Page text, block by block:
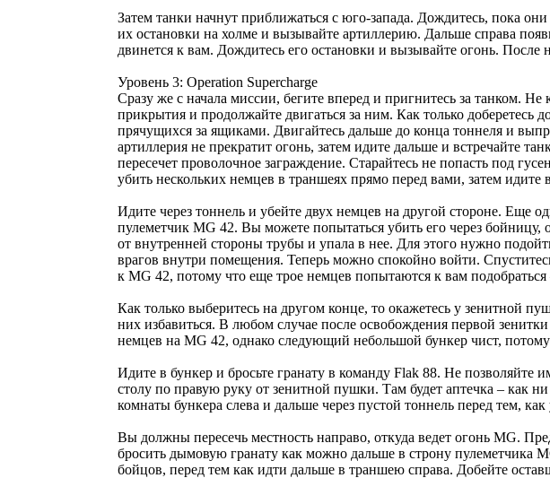
Затем танки начнут приближаться с юго-запада. Дождитесь, пока
их остановки на холме и вызывайте артиллерию. Дальше справа
двинется к вам. Дождитесь его остановки и вызывайте огонь. После
Уровень 3: Operation Supercharge
Сразу же с начала миссии, бегите вперед и пригнитесь за танком. Не
прикрытия и продолжайте двигаться за ним. Как только
прячущихся за ящиками. Двигайтесь дальше до конца тоннеля и
артиллерия не прекратит огонь, затем идите дальше и встречайте
пересечет проволочное заграждение. Старайтесь не попасть под
убить нескольких немцев в траншеях прямо перед вами, затем
Идите через тоннель и убейте двух немцев на другой стороне. Еще
пулеметчик MG 42. Вы можете попытаться убить его через бойницу,
от внутренней стороны трубы и упала в нее. Для этого нужно
врагов внутри помещения. Теперь можно спокойно войти.
к MG 42, потому что еще трое немцев попытаются к вам подобраться
Как только выберитесь на другом конце, то окажетесь у зенитной
них избавиться. В любом случае после освобождения первой
немцев на MG 42, однако следующий небольшой бункер чист,
Идите в бункер и бросьте гранату в команду Flak 88. Не позволяйте
столу по правую руку от зенитной пушки. Там будет аптечка – как
комнаты бункера слева и дальше через пустой тоннель перед тем,
Вы должны пересечь местность направо, откуда ведет огонь MG.
бросить дымовую гранату как можно дальше в строну пулеметчика
бойцов, перед тем как идти дальше в траншею справа. Добейте